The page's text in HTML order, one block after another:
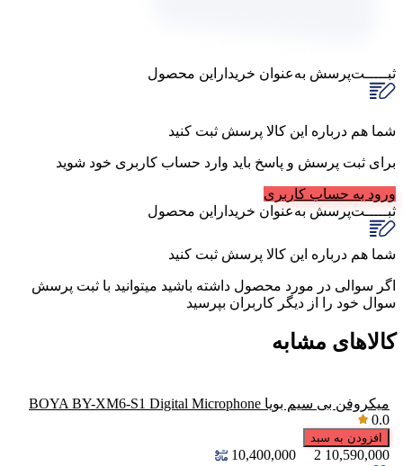
ثبـــــت‌پرسش به‌عنوان ‌خریدار‌این‌ محصول
شما هم درباره این کالا پرسش ثبت کنید
برای ثبت پرسش و پاسخ باید وارد حساب کاربری خود شوید
ورود به حساب کاربری
ثبـــــت‌پرسش به‌عنوان ‌خریدار‌این‌ محصول
شما هم درباره این کالا پرسش ثبت کنید
اگر سوالی در مورد محصول داشته باشید میتوانید با ثبت پرسش
سوال خود را از دیگر کاربران بپرسید
کالاهای مشابه
میکروفن بی سیم بویا BOYA BY-XM6-S1 Digital Microphone
0.0
افزودن به سبد
10,590,000
2
10,400,000